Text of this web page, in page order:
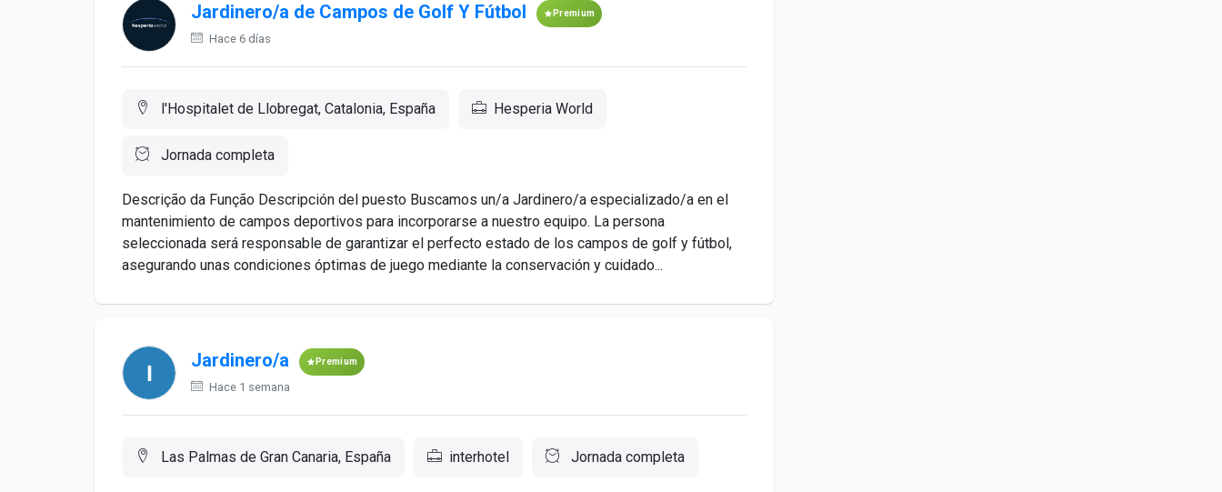
Jardinero/a de Campos de Golf Y Fútbol Premium
Hace 6 días
l'Hospitalet de Llobregat, Catalonia, España Hesperia World
Jornada completa
Descrição da Função Descripción del puesto Buscamos un/a Jardinero/a especializado/a en el
mantenimiento de campos deportivos para incorporarse a nuestro equipo. La persona
seleccionada será responsable de garantizar el perfecto estado de los campos de golf y fútbol,
asegurando unas condiciones óptimas de juego mediante la conservación y cuidado...
Jardinero/a Premium
Hace 1 semana
Las Palmas de Gran Canaria, España interhotel Jornada completa